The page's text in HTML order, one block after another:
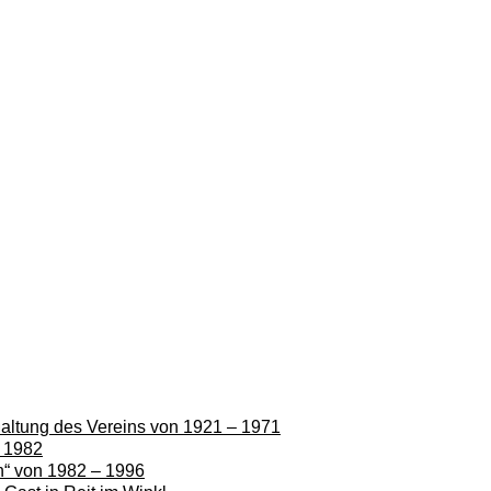
des Vereins von 1921 – 1971
von 1982 – 1996